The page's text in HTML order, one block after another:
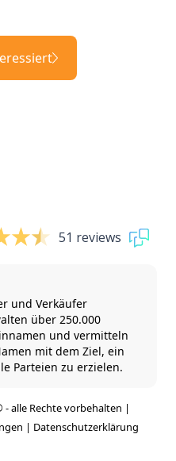
51 reviews
und Verkäufer
über 250.000
und vermitteln
mit dem Ziel, ein
Parteien zu erzielen.
alle Rechte vorbehalten |
| Datenschutzerklärung